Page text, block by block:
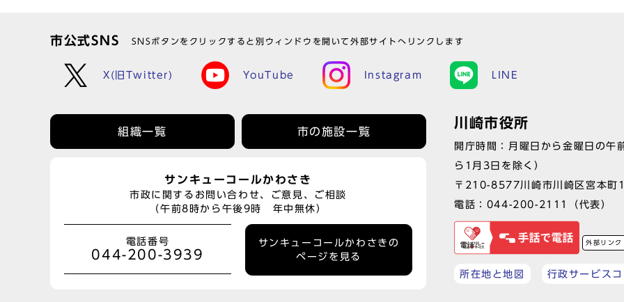
市公式SNS SNSボタンをクリックすると別ウィンドウを開いて外部サイトへリンクします
X(旧Twitter) YouTube Instagram LINE
組織一覧 市の施設一覧
サンキューコールかわさき
市政に関するお問い合わせ、ご意見、ご相談
（午前8時から午後9時 年中無休）
電話番号
044-200-3939
サンキューコールかわさきの
ページを見る
川崎市役所
開庁時間：月曜日から金曜日の
ら1月3日を除く）
〒210-8577川崎市川崎区宮本町
電話： 044-200-2111 （代表）
外部リンク
所在地と地図 行政サービス